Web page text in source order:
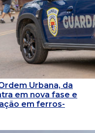
Urbana, da
em nova fase e
em ferros-